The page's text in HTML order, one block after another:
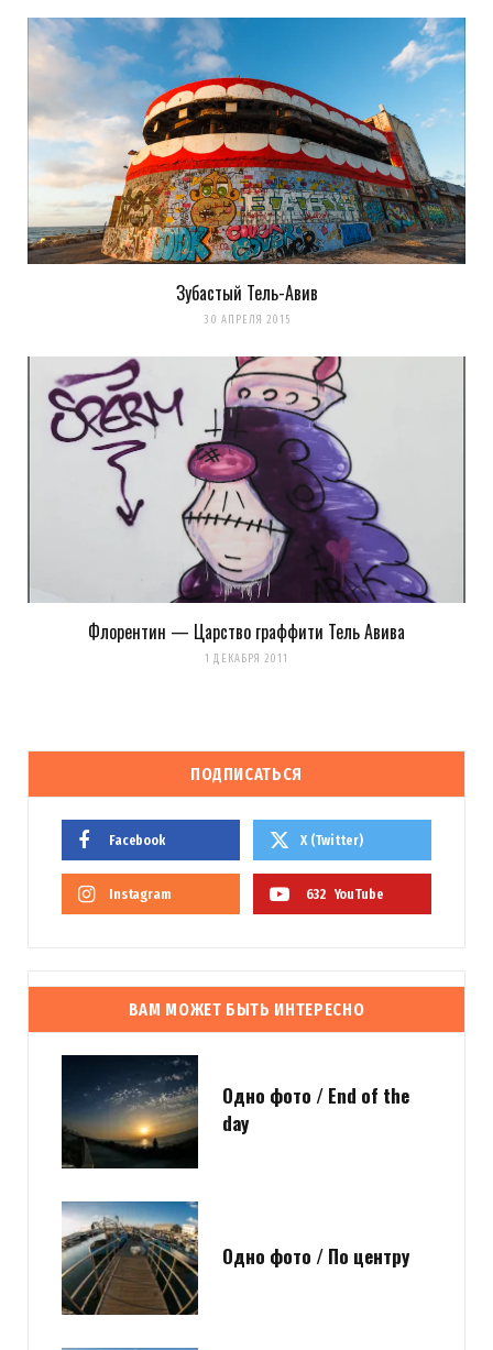
Зубастый Тель-Авив
30 АПРЕЛЯ 2015
Флорентин — Царство граффити Тель Авива
1 ДЕКАБРЯ 2011
ПОДПИСАТЬСЯ
Facebook X (Twitter)
Instagram 632 YouTube
ВАМ МОЖЕТ БЫТЬ ИНТЕРЕСНО
Одно фото / End of the
day
Одно фото / По центру